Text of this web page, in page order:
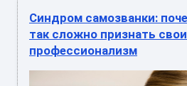
Синдром самозванки:
так сложно признать
профессионализм